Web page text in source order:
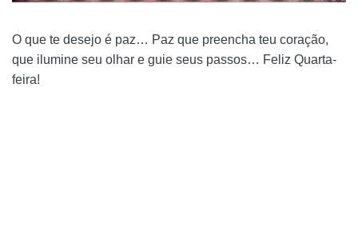
O que te desejo é paz… Paz que preencha teu coração,
que ilumine seu olhar e guie seus passos… Feliz Quarta-
feira!